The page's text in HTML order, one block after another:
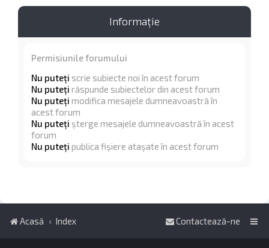
Informaţie
Permisiunile forumului
Nu puteţi scrie subiecte noi în acest forum
Nu puteţi răspunde subiectelor din acest forum
Nu puteţi modifica mesajele dumneavoastră în
acest forum
Nu puteţi şterge mesajele dumneavoastră în acest
forum
Nu puteţi publica fişiere ataşate în acest forum
Acasă Index Contactează-ne